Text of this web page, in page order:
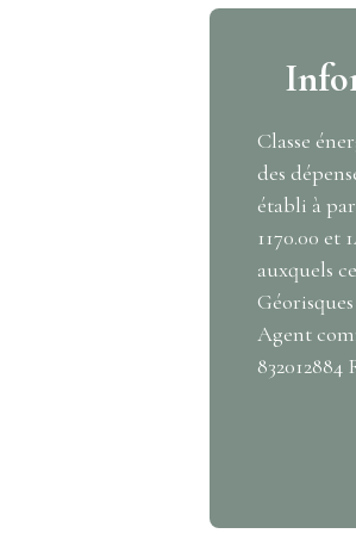
Classe
des
établi à
1170.00 et
auxquels
Agent